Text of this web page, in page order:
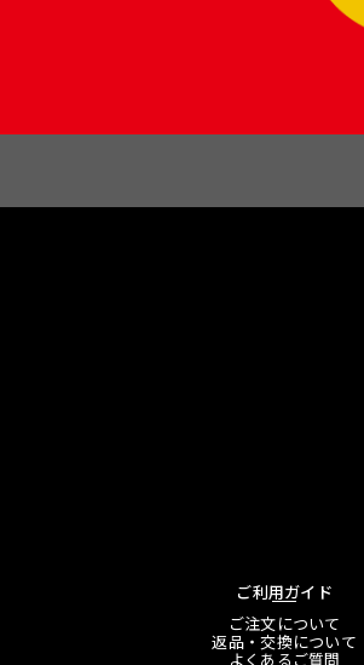
ご利用ガイド
ご注文について
返品・交換について
よくあるご質問